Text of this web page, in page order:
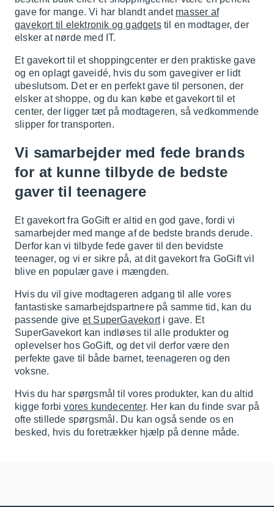
gave for mange. Vi har blandt andet masser af
gavekort til elektronik og gadgetstil en modtager, der
elsker at nørde med IT.
Et gavekort til et shoppingcenter er den praktiske gave
og en oplagt gaveidé, hvis du som gavegiver er lidt
ubeslutsom. Det er en perfekt gave til personen, der
elsker at shoppe, og du kan købe et gavekort til et
center, der ligger tæt på modtageren, så vedkommende
slipper for transporten.
Vi samarbejder med fede brands
for at kunne tilbyde de bedste
gaver til teenagere
Et gavekort fra GoGift er altid en god gave, fordi vi
samarbejder med mange af de bedste brands derude.
Derfor kan vi tilbyde fede gaver til den bevidste
teenager, og vi er sikre på, at dit gavekort fra GoGift vil
blive en populær gave i mængden.
Hvis du vil give modtageren adgang til alle vores
fantastiske samarbejdspartnere på samme tid, kan du
passende give et SuperGavekorti gave. Et
SuperGavekort kan indløses til alle produkter og
oplevelser hos GoGift, og det vil derfor være den
perfekte gave til både barnet, teenageren og den
voksne.
Hvis du har spørgsmål til vores produkter, kan du altid
kigge forbivores kundecenter. Her kan du finde svar på
ofte stillede spørgsmål. Du kan også sende os en
besked, hvis du foretrækker hjælp på denne måde.